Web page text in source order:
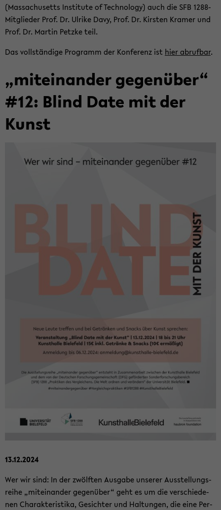
(Mas­sa­chu­setts In­sti­tu­te of Tech­no­lo­gy) auch die SFB 1288-​
Mitglieder Prof. Dr. Ul­ri­ke Davy, Prof. Dr. Kirs­ten Kra­mer und
Prof. Dr. Mar­tin Petz­ke teil.
Das voll­stän­di­ge Pro­gramm der Kon­fe­renz ist hier ab­ruf­bar.
„mit­ein­an­der ge­gen­über“
#12: Blind Date mit der
Kunst
13.12.2024
Wer wir sind: In der zwölf­ten Aus­ga­be un­se­rer Aus­stel­lungs­
rei­he „mit­ein­an­der ge­gen­über“ geht es um die ver­schie­de­
nen Cha­rak­te­ris­ti­ka, Ge­sich­ter und Hal­tun­gen, die eine Per­